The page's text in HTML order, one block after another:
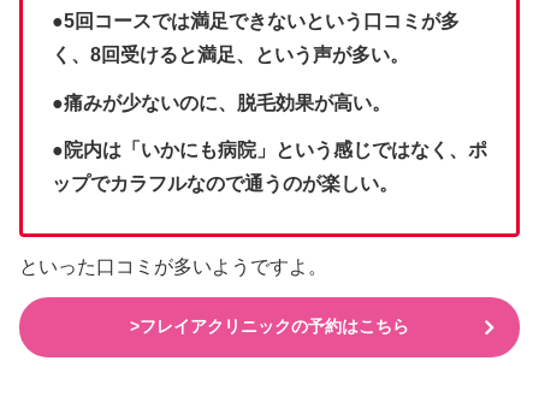
●5回コースでは満足できないという口コミが多
く、8回受けると満足、という声が多い。
●痛みが少ないのに、脱毛効果が高い。
●院内は「いかにも病院」という感じではなく、ポ
ップでカラフルなので通うのが楽しい。
といった口コミが多いようですよ。
>フレイアクリニックの予約はこちら